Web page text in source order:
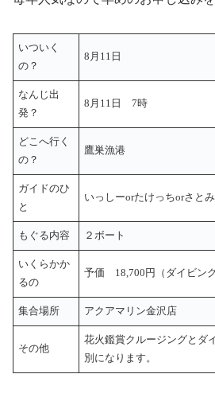
いついく
の？
8月11日
なんじ出
発？
8月11日 7時
どこへ行く
の？
鷹巣漁港
ガイドのひ
と
いっしーorたけっちorさとみ
もぐる内容 ２ボート
いくらかか
るの
予価 18,700円（ダイビング
集合場所 アクアマリン金沢店
その他
花火鑑賞クルージングとダ
別になります。